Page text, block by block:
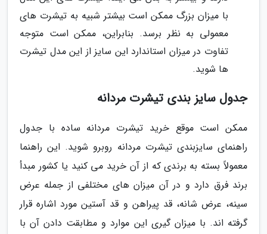
با میزان بزرگ ممکن است بیشتر شبیه به تیشرت های
معمولی به نظر برسد. بنابراین، ممکن است متوجه
تفاوت در میزان استاندارد این سایز از این مدل تیشرت
ها شوید.
جدول سایز بندی تیشرت مردانه
ممکن است موقع خرید تیشرت مردانه ساده با جدول
راهنمای سایزبندی تیشرت مردانه روبرو شوید. این راهنما
معمولاً بسته به برندی که از آن خرید می کنید یا کشور مبدأ
برند فرق دارد و در آن میزان های مختلفی از جمله عرض
سینه، عرض شانه، قد پیراهن و قد آستین مورد اشاره قرار
گرفته اند. با میزان گیری این موارد و مطابقت دادن آن با